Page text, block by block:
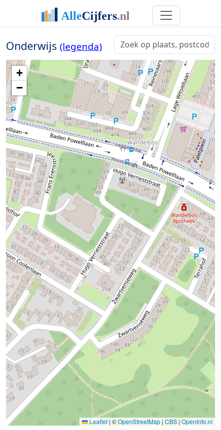
Onderwijs (legenda)
+
−
Leaflet | ©OpenStreetMap | CBS | OpenInfo.nl